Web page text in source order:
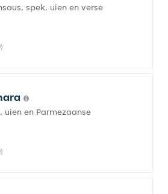
spek, uien en verse
uien en Parmezaanse